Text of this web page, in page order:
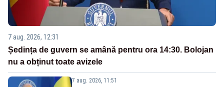
7 aug. 2026, 12:31
Ședința de guvern se amână pentru ora 14:30. Bolojan
nu a obținut toate avizele
7 aug. 2026, 11:51